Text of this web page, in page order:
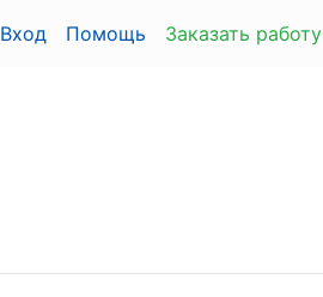
Вход Помощь Заказать работу